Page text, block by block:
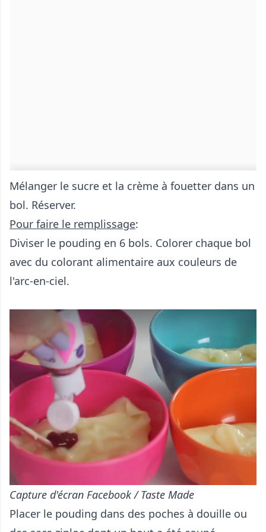
Mélanger le sucre et la crème à fouetter dans un
bol. Réserver.
Pour faire le remplissage:
Diviser le pouding en 6 bols. Colorer chaque bol
avec du colorant alimentaire aux couleurs de
l'arc-en-ciel.
Capture d'écran Facebook / Taste Made
Placer le pouding dans des poches à douille ou